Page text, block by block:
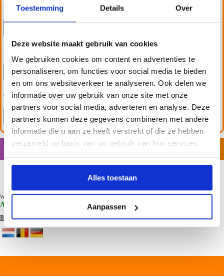
Toestemming Details Over
Deze website maakt gebruik van cookies
We gebruiken cookies om content en advertenties te
personaliseren, om functies voor social media te bieden
en om ons websiteverkeer te analyseren. Ook delen we
informatie over uw gebruik van onze site met onze
partners voor social media, adverteren en analyse. Deze
partners kunnen deze gegevens combineren met andere
informatie die u aan ze heeft verstrekt of die ze hebben
verzameld op basis van uw gebruik van hun services.
Alles toestaan
Aanpassen
Eindknoppen
Wandrozet
Gordijnringen
Aantal: Totaal: €
In winkelwagen
Wanneer u vandaag bestelt voor 16.00 uur dan ontvangt u het productWoensdag 26
Augustus 2026
in huis , of kies uw gewenste bezorgdag.
Bezorginformatie